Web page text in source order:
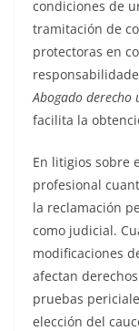
condiciones de
tramitación de
protectoras en
Abogado derecho
facilita la
En litigios sobre
profesional
la reclamación
como judicial.
modificaciones
afectan
pruebas
elección del